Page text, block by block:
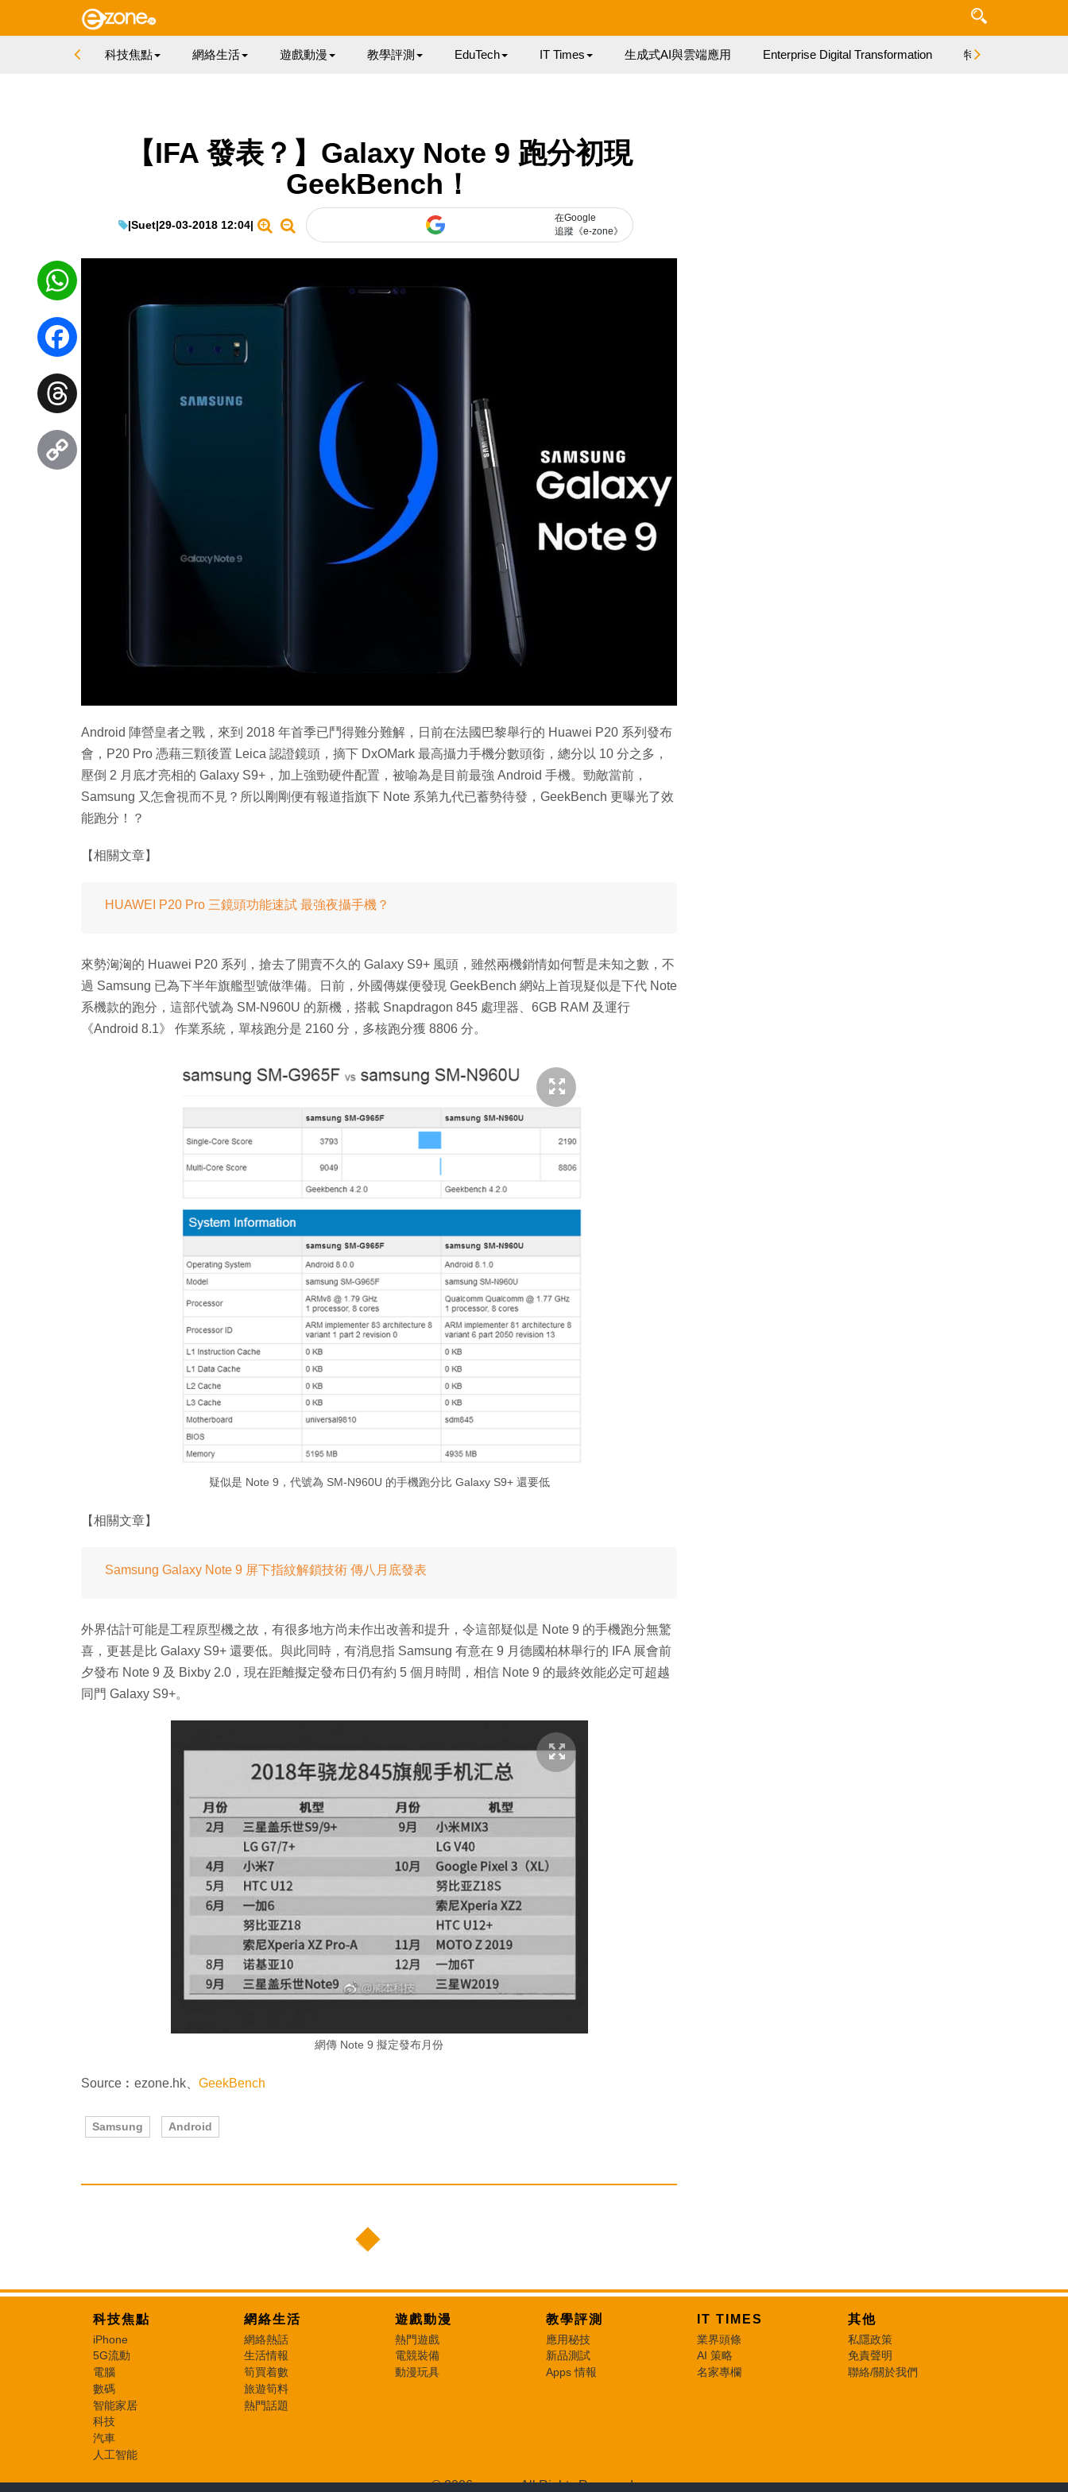
科技焦點 網絡生活 遊戲動漫 教學評測 EduTech IT Times 生成式AI與雲端應用 Enterprise Digital Transformation 特集
【IFA 發表？】Galaxy Note 9 跑分初現
GeekBench！
|Suet|29-03-2018 12:04|
在Google
追蹤《e-zone》
Android 陣營皇者之戰，來到 2018 年首季已鬥得難分難解，日前在法國巴黎舉行的 Huawei P20 系列發布
會，P20 Pro 憑藉三顆後置 Leica 認證鏡頭，摘下 DxOMark 最高攝力手機分數頭銜，總分以 10 分之多，
壓倒 2 月底才亮相的 Galaxy S9+，加上強勁硬件配置，被喻為是目前最強 Android 手機。勁敵當前，
Samsung 又怎會視而不見？所以剛剛便有報道指旗下 Note 系第九代已蓄勢待發，GeekBench 更曝光了效
能跑分！？
【相關文章】
HUAWEI P20 Pro 三鏡頭功能速試 最強夜攝手機？
來勢洶洶的 Huawei P20 系列，搶去了開賣不久的 Galaxy S9+ 風頭，雖然兩機銷情如何暫是未知之數，不
過 Samsung 已為下半年旗艦型號做準備。日前，外國傳媒便發現 GeekBench 網站上首現疑似是下代 Note
系機款的跑分，這部代號為 SM-N960U 的新機，搭載 Snapdragon 845 處理器、6GB RAM 及運行
《Android 8.1》 作業系統，單核跑分是 2160 分，多核跑分獲 8806 分。
疑似是 Note 9，代號為 SM-N960U 的手機跑分比 Galaxy S9+ 還要低
【相關文章】
Samsung Galaxy Note 9 屏下指紋解鎖技術 傳八月底發表
外界估計可能是工程原型機之故，有很多地方尚未作出改善和提升，令這部疑似是 Note 9 的手機跑分無驚
喜，更甚是比 Galaxy S9+ 還要低。與此同時，有消息指 Samsung 有意在 9 月德國柏林舉行的 IFA 展會前
夕發布 Note 9 及 Bixby 2.0，現在距離擬定發布日仍有約 5 個月時間，相信 Note 9 的最終效能必定可超越
同門 Galaxy S9+。
網傳 Note 9 擬定發布月份
Source︰ezone.hk、 GeekBench
Samsung Android
WhatsApp
Facebook
Threads
科技焦點
iPhone
5G流動
電腦
數碼
智能家居
科技
汽車
人工智能
網絡生活
網絡熱話
生活情報
筍買着數
旅遊筍料
熱門話題
遊戲動漫
熱門遊戲
電競裝備
動漫玩具
教學評測
應用秘技
新品測試
Apps 情報
IT TIMES
業界頭條
AI 策略
名家專欄
其他
私隱政策
免責聲明
聯絡/關於我們
© 2026 e-zone. All Rights Reserved.